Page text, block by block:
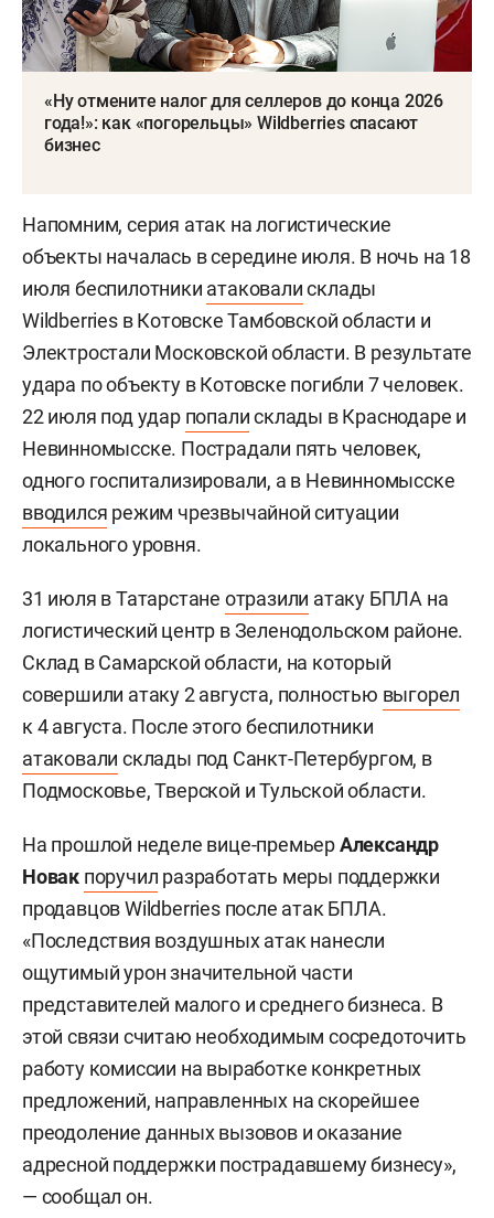
«Ну отмените налог для селлеров до конца 2026
года!»: как «погорельцы» Wildberries спасают
бизнес
Напомним, серия атак на логистические
объекты началась в середине июля. В ночь на 18
июля беспилотники атаковалисклады
Wildberries в Котовске Тамбовской области и
Электростали Московской области. В результате
удара по объекту в Котовске погибли 7 человек.
22 июля под удар попалисклады в Краснодаре и
Невинномысске. Пострадали пять человек,
одного госпитализировали, а в Невинномысске
вводился режим чрезвычайной ситуации
локального уровня.
31 июля в Татарстане отразили атаку БПЛА на
логистический центр в Зеленодольском районе.
Склад в Самарской области, на который
совершили атаку 2 августа, полностью выгорел
к 4 августа. После этого беспилотники
атаковали склады под Санкт-Петербургом, в
Подмосковье, Тверской и Тульской области.
На прошлой неделе вице-премьерАлександр
Новак поручил разработать меры поддержки
продавцов Wildberries после атак БПЛА.
«Последствия воздушных атак нанесли
ощутимый урон значительной части
представителей малого и среднего бизнеса. В
этой связи считаю необходимым сосредоточить
работу комиссии на выработке конкретных
предложений, направленных на скорейшее
преодоление данных вызовов и оказание
адресной поддержки пострадавшему бизнесу»,
— сообщал он.